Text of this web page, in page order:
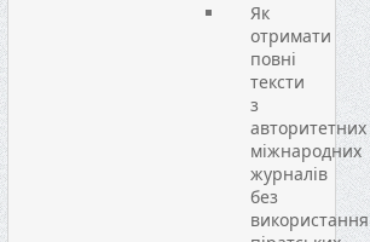
Як
отримати
повні
тексти
з
авторитетних
міжнародних
журналів
без
використання